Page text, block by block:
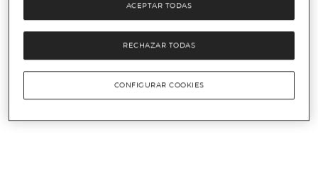
RECHAZAR TODAS
ACEPTAR TODAS
CONFIGURAR COOKIES